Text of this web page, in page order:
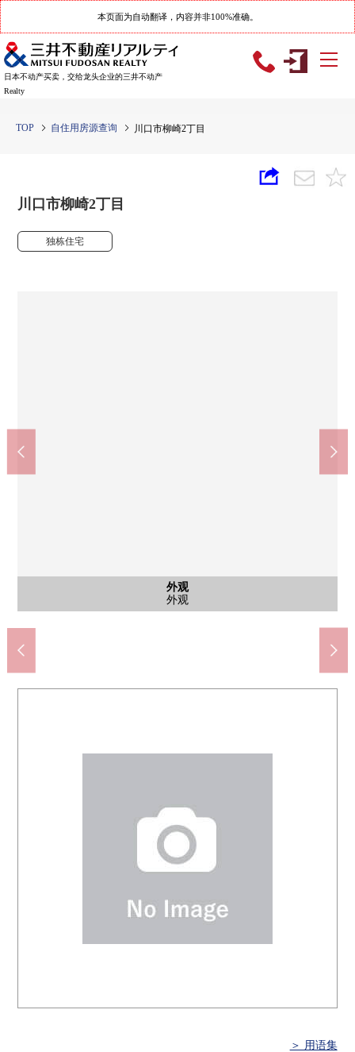
本页面为自动翻译，内容并非100%准确。
日本不动产买卖，交给龙头企业的三井不动产
Realty
TOP 自住用房源查询 川口市柳崎2丁目
川口市柳崎2丁目
独栋住宅
外观
外观
客厅
客厅
厨房
厨房
厨房
厨房
洗脸
洗脸
公共汽车
公共汽车
厕所
厕所
室内
西式房间(约6.0)
室内
西式房间(约6.0)
室内
西式房间(约6.0)
日式房间
日式房间
日式房间
日式房间
门口
门口
停车场
停车位
停车场
停车位
院子
院子
外观
外观
外观
外观
外观
外观
含有前面道路的外观
前面道路
含有前面道路的外观
前面道路
川口市立柳崎小学(约690m)
川口市立芝东中学(约1120m)
Maruetsu柳崎店(约710m)
doragguseimusu柳崎1丁目商店(约560m)
柳崎第6公园(约270m)
步行3分钟。
＞ 用语集